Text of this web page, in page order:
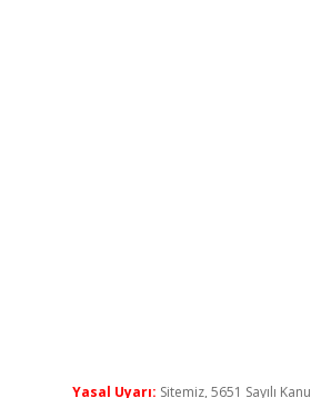
Yasal Uyarı: Sitemiz, 5651 Sayılı